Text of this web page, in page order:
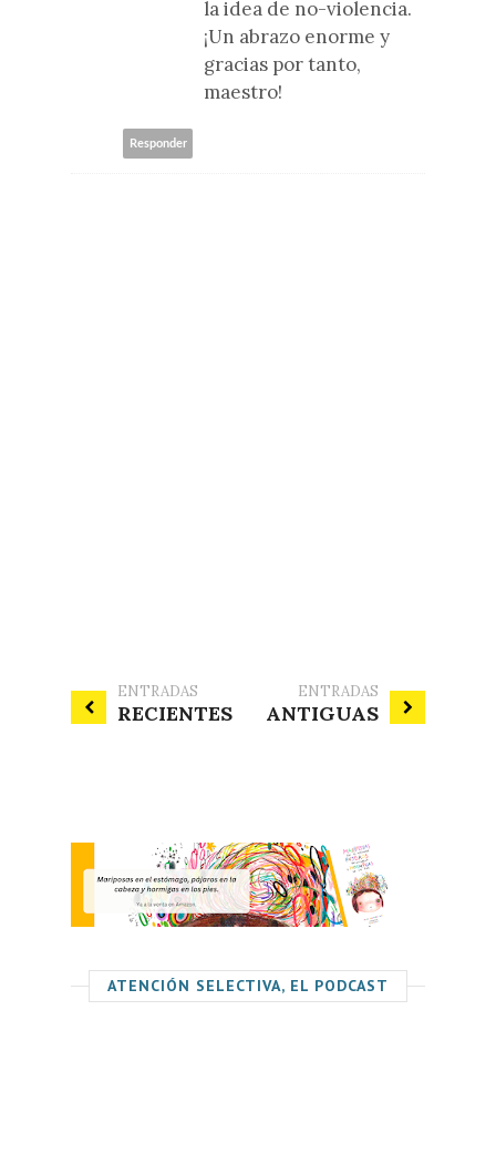
la idea de no-violencia.
¡Un abrazo enorme y
gracias por tanto,
maestro!
Responder
ENTRADAS
RECIENTES
ENTRADAS
ANTIGUAS
ATENCIÓN SELECTIVA, EL PODCAST